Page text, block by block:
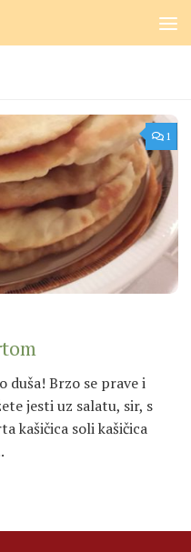
1
duša! Brzo se prave i
jesti uz salatu, sir, s
kašičica soli kašičica